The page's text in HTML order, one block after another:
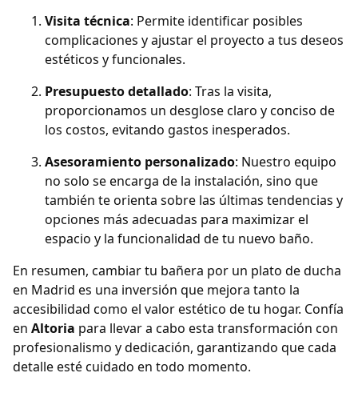
Visita técnica: Permite identificar posibles
complicaciones y ajustar el proyecto a tus deseos
estéticos y funcionales.
Presupuesto detallado: Tras la visita,
proporcionamos un desglose claro y conciso de
los costos, evitando gastos inesperados.
Asesoramiento personalizado: Nuestro equipo
no solo se encarga de la instalación, sino que
también te orienta sobre las últimas tendencias y
opciones más adecuadas para maximizar el
espacio y la funcionalidad de tu nuevo baño.
En resumen, cambiar tu bañera por un plato de ducha
en Madrid es una inversión que mejora tanto la
accesibilidad como el valor estético de tu hogar. Confía
en Altoria para llevar a cabo esta transformación con
profesionalismo y dedicación, garantizando que cada
detalle esté cuidado en todo momento.